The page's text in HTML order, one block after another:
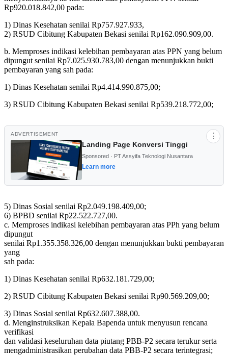
Rp920.018.842,00 pada:
1) Dinas Kesehatan senilai Rp757.927.933,
2) RSUD Cibitung Kabupaten Bekasi senilai Rp162.090.909,00.
b. Memproses indikasi kelebihan pembayaran atas PPN yang belum
dipungut senilai Rp7.025.930.783,00 dengan menunjukkan bukti
pembayaran yang sah pada:
1) Dinas Kesehatan senilai Rp4.414.990.875,00;
3) RSUD Cibitung Kabupaten Bekasi senilai Rp539.218.772,00;
ADVERTISEMENT ⋮
Landing Page Konversi Tinggi
Sponsored · PT Assyifa Teknologi Nusantara
Learn more
5) Dinas Sosial senilai Rp2.049.198.409,00;
6) BPBD senilai Rp22.522.727,00.
c. Memproses indikasi kelebihan pembayaran atas PPh yang belum
dipungut
senilai Rp1.355.358.326,00 dengan menunjukkan bukti pembayaran
yang
sah pada:
1) Dinas Kesehatan senilai Rp632.181.729,00;
2) RSUD Cibitung Kabupaten Bekasi senilai Rp90.569.209,00;
3) Dinas Sosial senilai Rp632.607.388,00.
d. Menginstruksikan Kepala Bapenda untuk menyusun rencana
verifikasi
dan validasi keseluruhan data piutang PBB-P2 secara terukur serta
mengadministrasikan perubahan data PBB-P2 secara terintegrasi;